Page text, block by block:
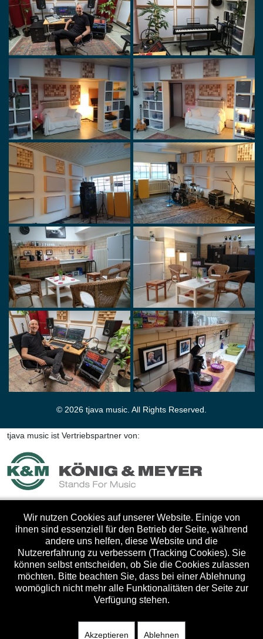
© 2026 tjava music. All Rights Reserved.
tjava music ist Vertriebspartner von:
Wir nutzen Cookies auf unserer Website. Einige von
ihnen sind essenziell für den Betrieb der Seite, während
andere uns helfen, diese Website und die
Nutzererfahrung zu verbessern (Tracking Cookies). Sie
können selbst entscheiden, ob Sie die Cookies zulassen
möchten. Bitte beachten Sie, dass bei einer Ablehnung
womöglich nicht mehr alle Funktionalitäten der Seite zur
Verfügung stehen.
Akzeptieren Ablehnen